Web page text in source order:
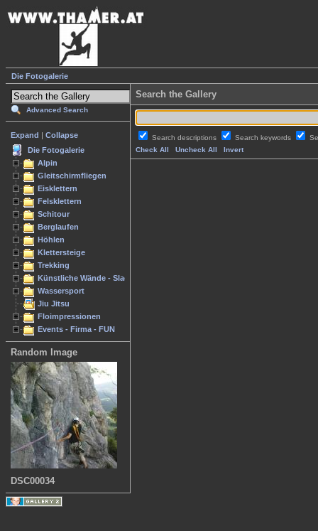
Die Fotogalerie
Advanced Search
Expand
Collapse
Die Fotogalerie
Alpin
Gleitschirmfliegen
Eisklettern
Felsklettern
Schitour
Berglaufen
Höhlen
Klettersteige
Trekking
Künstliche Wände - Slacken
Wassersport
Jiu Jitsu
Floimpressionen
Events - Firma - FUN
Random Image
DSC00034
Search the Gallery
Search descriptions Search keywords
Check All
Uncheck All Invert